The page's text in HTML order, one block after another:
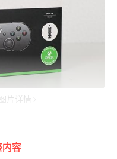
片详情
作版还附带一个
单独购置了一个蓝
内容